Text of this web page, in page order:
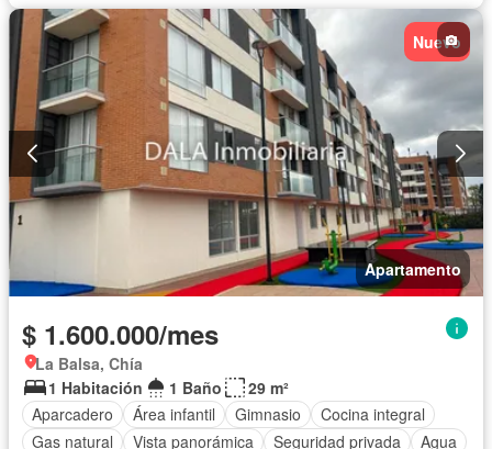
Vista panorámica
Wifi Permite mascotas
Permite niños
Solo familias
Nuevo
Apartamento
$ 1.600.000/mes
La Balsa, Chía
1 Habitación
1 Baño
29 m²
Aparcadero
Área infantil Gimnasio
Cocina integral
Gas natural
Vista panorámica Seguridad privada Agua